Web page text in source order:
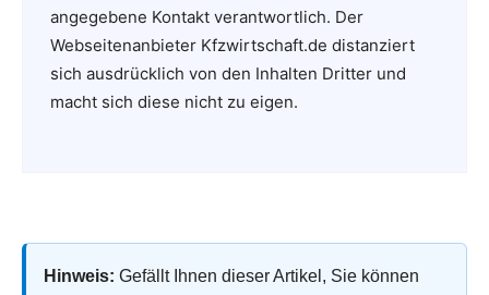
angegebene Kontakt verantwortlich. Der
Webseitenanbieter Kfzwirtschaft.de distanziert
sich ausdrücklich von den Inhalten Dritter und
macht sich diese nicht zu eigen.
Hinweis: Gefällt Ihnen dieser Artikel, Sie können